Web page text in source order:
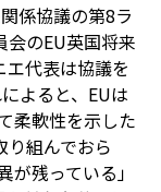
係協議の第8ラ
会のEU英国将来
代表は協議を
よると、EUは
柔軟性を示した
組んでおら
残っている」